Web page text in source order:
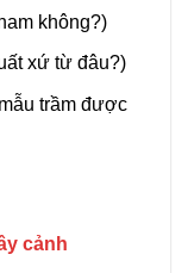
không?)
xứ từ đâu?)
trầm được
cảnh